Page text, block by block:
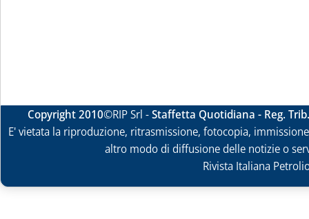
Copyright 2010©RIP Srl -Staffetta Quotidiana - Reg.
E' vietata la riproduzione, ritrasmissione, fotocopia,
altro modo di diffusione delle notizie o
Rivista Italiana